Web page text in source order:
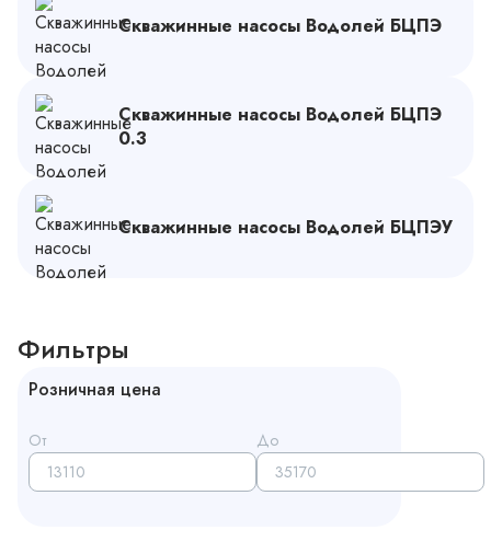
Скважинные насосы Водолей БЦПЭ
Скважинные насосы Водолей БЦПЭ
0.3
Скважинные насосы Водолей БЦПЭУ
Фильтры
Розничная цена
От До